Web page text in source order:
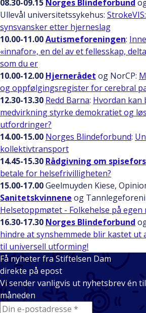
08.30-09.15 Norges Blindeforbund
Ullevål universitetssykehus:
synsvansker etter hjerneslag
10.00-11.00Autismeforeningen:
«innafor», en del av et fellesskap,
som du er
10.00-12.00 Hjernerådet og NorCP:
og oppfølgingsregister for cerebral
12.30-13.30 Redd Barna: Hvordan kan
medvirkning styrke demokratiet og
utfordringer?
14.00-15.00 Norges Blindeforbund:
kollektivtransport
14.45-15.30 Rådgivning om
betale for helsefrivilligheten?
15.00-17.00Geelmuyden Kiese,
Sanitetskvinnene og
Helsetoppmøtet - Folkehelse på egen
16.30-17.30 Norges Blindeforbund
hindre at synshemmede blir kastet ut
til universell utforming!
Få nyheter fra Stiftelsen Dam
direkte på epost
Vi sender vanligvis ut nyhetsbrev én
måneden
E-mail